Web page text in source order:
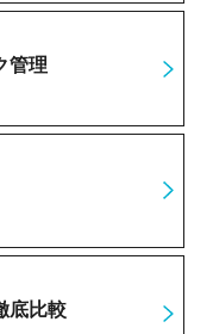
管理
底比較